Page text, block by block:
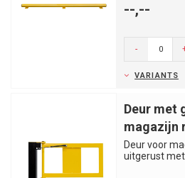
--,--
-
VARIANTS
Deur met
magazijn
Deur voor
uitgerust